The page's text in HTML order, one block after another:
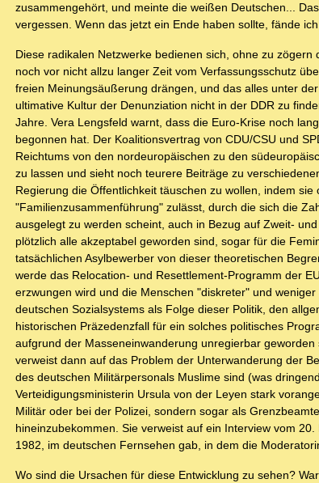
zusammengehört, und meinte die weißen Deutschen...
vergessen. Wenn das jetzt ein Ende haben sollte, fände
Diese radikalen Netzwerke bedienen sich, ohne zu
noch vor nicht allzu langer Zeit vom Verfassungsschutz
freien Meinungsäußerung drängen, und das alles unter
ultimative Kultur der Denunziation nicht in der DDR zu
Jahre. Vera Lengsfeld warnt, dass die Euro-Krise noch
begonnen hat. Der Koalitionsvertrag von CDU/CSU und
Reichtums von den nordeuropäischen zu den
zu lassen und sieht noch teurere Beiträge zu
Regierung die Öffentlichkeit täuschen zu wollen, indem
"Familienzusammenführung" zulässt, durch die sich die
ausgelegt zu werden scheint, auch in Bezug auf Zweit-
plötzlich alle akzeptabel geworden sind, sogar für die
tatsächlichen Asylbewerber von dieser theoretischen
werde das Relocation- und Resettlement-Programm der
erzwungen wird und die Menschen "diskreter" und
deutschen Sozialsystems als Folge dieser Politik, den
historischen Präzedenzfall für ein solches politisches
aufgrund der Masseneinwanderung unregierbar
verweist dann auf das Problem der Unterwanderung der
des deutschen Militärpersonals Muslime sind (was
Verteidigungsministerin Ursula von der Leyen stark
Militär oder bei der Polizei, sondern sogar als
hineinzubekommen. Sie verweist auf ein Interview vom
1982, im deutschen Fernsehen gab, in dem die
Wo sind die Ursachen für diese Entwicklung zu sehen?